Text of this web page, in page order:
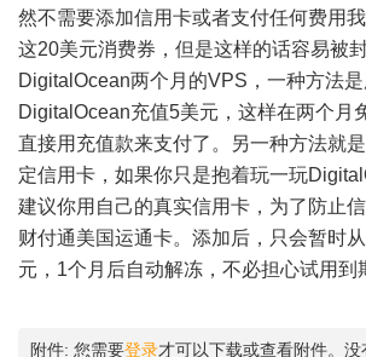
然不需要添加信用卡或者支付任何费用
这20美元消费券，但是这样的话容易被
DigitalOcean两个月的VPS，一种方法
DigitalOcean充值5美元，这样在两个月
直接用充值款来支付了。另一种方法就
定信用卡，如果你只是抱着玩一玩
建议你用自己的真实信用卡，为了防止
财付通美国运通卡。添加后，只会暂时
元，1个月后自动解冻，不必担心试用到
附件: 您需要登录才可以下载或查看附件。没